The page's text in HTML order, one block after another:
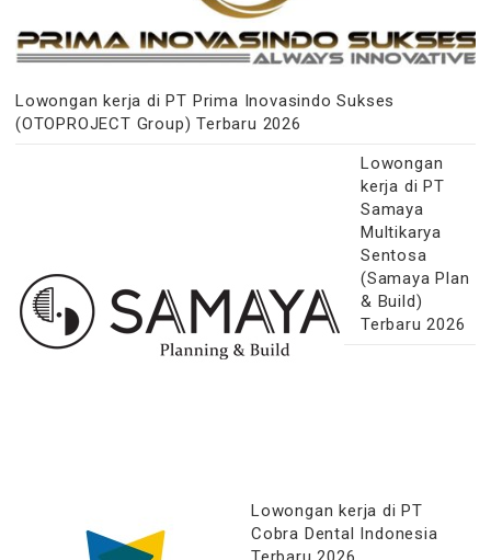
Lowongan kerja di PT Prima Inovasindo Sukses
(OTOPROJECT Group) Terbaru 2026
Lowongan
kerja di PT
Samaya
Multikarya
Sentosa
(Samaya Plan
& Build)
Terbaru 2026
Lowongan kerja di PT
Cobra Dental Indonesia